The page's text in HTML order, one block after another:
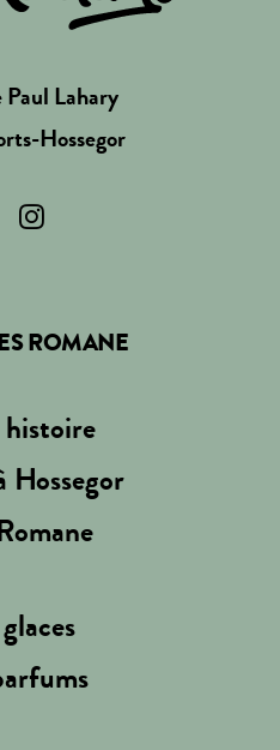
Paul Lahary
Hossegor
ROMANE
Hossegor